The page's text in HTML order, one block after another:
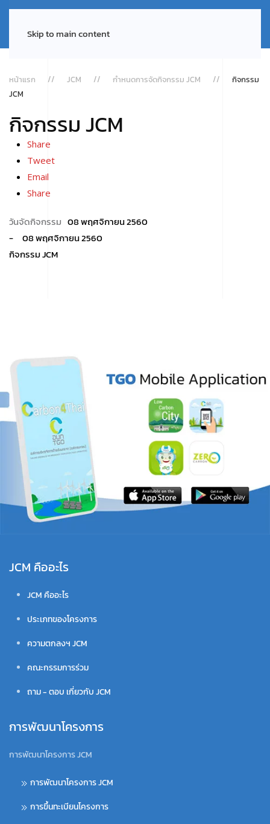
Skip to main content
หน้าแรก JCM กำหนดการจัดกิจกรรม JCM
กิจกรรม
JCM
กิจกรรม JCM
Share
Tweet
Email
Share
08 พฤศจิกายน 2560
08 พฤศจิกายน 2560
กิจกรรม JCM
JCM คืออะไร
JCM คืออะไร
ประเภทของโครงการ
ความตกลงฯ JCM
คณะกรรมการร่วม
ถาม - ตอบ เกี่ยวกับ JCM
การพัฒนาโครงการ
การพัฒนาโครงการ JCM
การพัฒนาโครงการ JCM
การขึ้นทะเบียนโครงการ